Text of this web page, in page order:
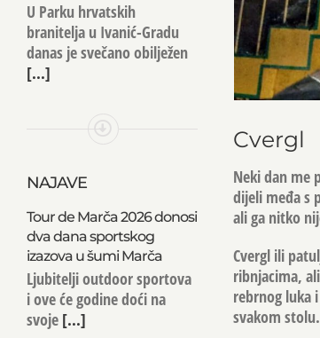
Cvergl
Neki dan me
dijeli međa s
ali ga nitko
Cvergl ili
ribnjacima,
rebrnog luka
svakom
U Parku hrvatskih
branitelja u Ivanić-Gradu
danas je svečano obilježen
[...]
NAJAVE
Tour de Marča 2026 donosi
dva dana sportskog
izazova u šumi Marča
Ljubitelji outdoor sportova
i ove će godine doći na
svoje[...]